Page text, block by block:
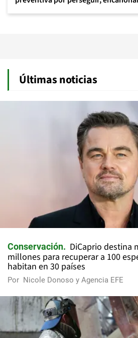
Últimas noticias
Conservación
DiCaprio destina
millones para recuperar a 100
habitan en 30 países
Por Nicole Donoso y Agencia EFE